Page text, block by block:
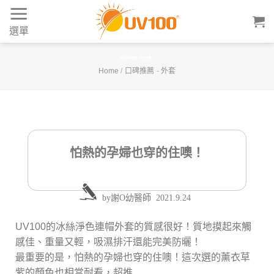
Skip
content
選單
Home / 口碑推薦 - 外套
怕熱的孕婦也穿的住噢！
by謝O幼醫師 2021.9.24
UV100的冰絲淨色連帽外套的質感很好！質地摸起來觸
感佳、重量又輕，吸濕排汗還能完美防曬！
最重要的是，怕熱的孕婦也穿的住噢！這次選的薰衣草